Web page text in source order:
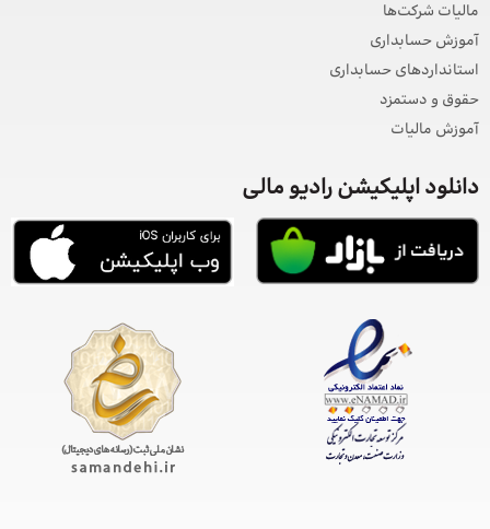
مالیات شرکت‌ها
آموزش حسابداری
استانداردهای حسابداری
حقوق و دستمزد
آموزش مالیات
دانلود اپلیکیشن رادیو مالی